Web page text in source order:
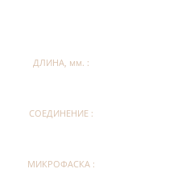
ДЛИНА, мм. :
СОЕДИНЕНИЕ :
МИКРОФАСКА :